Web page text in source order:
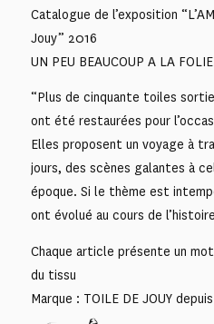
Catalogue de l’exposition
Jouy” 2016
UN PEU BEAUCOUP A LA
“Plus de cinquante toiles
ont été restaurées pour
Elles proposent un voyage à
jours, des scènes galantes à
époque. Si le thème est
ont évolué au cours de
Chaque article présente un
du tissu
Marque : TOILE DE JOUY